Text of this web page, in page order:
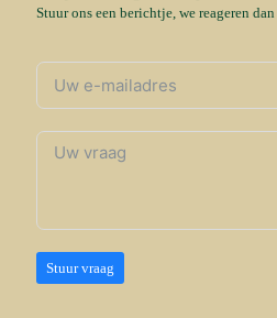
Stuur ons een berichtje, we reageren
Stuur vraag